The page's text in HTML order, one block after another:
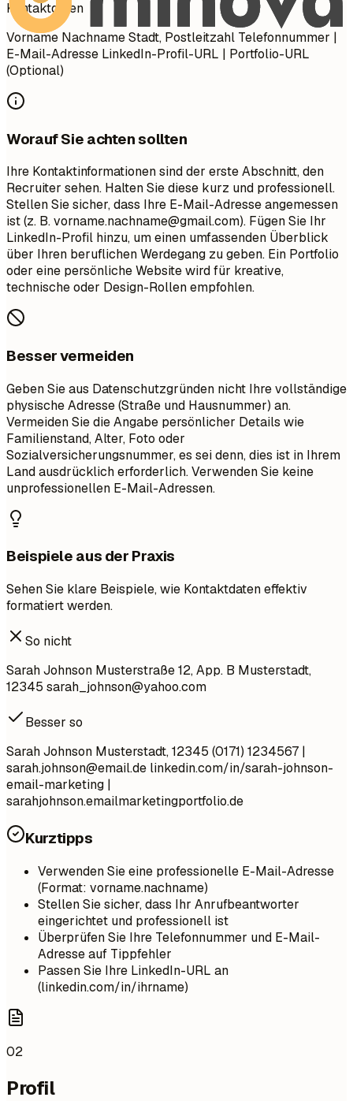
Kontaktdaten
Vorname Nachname Stadt, Postleitzahl Telefonnummer |
E-Mail-Adresse LinkedIn-Profil-URL | Portfolio-URL
(Optional)
Worauf Sie achten sollten
Ihre Kontaktinformationen sind der erste Abschnitt, den
Recruiter sehen. Halten Sie diese kurz und professionell.
Stellen Sie sicher, dass Ihre E-Mail-Adresse angemessen
ist (z. B.vorname.nachname@gmail.com). Fügen Sie Ihr
LinkedIn-Profil hinzu, um einen umfassenden Überblick
über Ihren beruflichen Werdegang zu geben. Ein Portfolio
oder eine persönliche Website wird für kreative,
technische oder Design-Rollen empfohlen.
Besser vermeiden
Geben Sie aus Datenschutzgründen nicht Ihre vollständige
physische Adresse (Straße und Hausnummer) an.
Vermeiden Sie die Angabe persönlicher Details wie
Familienstand, Alter, Foto oder
Sozialversicherungsnummer, es sei denn, dies ist in Ihrem
Land ausdrücklich erforderlich. Verwenden Sie keine
unprofessionellen E-Mail-Adressen.
Beispiele aus der Praxis
Sehen Sie klare Beispiele, wie Kontaktdaten effektiv
formatiert werden.
So nicht
Sarah Johnson Musterstraße 12, App. B Musterstadt,
12345 sarah_johnson@yahoo.com
Besser so
Sarah Johnson Musterstadt, 12345 (0171) 1234567 |
sarah.johnson@email.de linkedin.com/in/sarah-johnson-
email-marketing |
sarahjohnson.emailmarketingportfolio.de
Kurztipps
Verwenden Sie eine professionelle E-Mail-Adresse
(Format: vorname.nachname)
Stellen Sie sicher, dass Ihr Anrufbeantworter
eingerichtet und professionell ist
Überprüfen Sie Ihre Telefonnummer und E-Mail-
Adresse auf Tippfehler
Passen Sie Ihre LinkedIn-URL an
(linkedin.com/in/ihrname)
02
Profil